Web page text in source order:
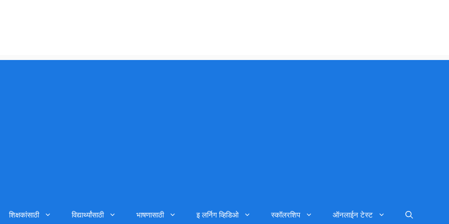
शिक्षकांसाठी विद्यार्थ्यांसाठी भाषणासाठी इ लर्निग व्हिडिओ स्कॉलरशिप ऑनलाईन टेस्ट